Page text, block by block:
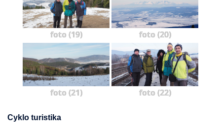
foto (19) foto (20)
foto (21) foto (22)
Cyklo turistika